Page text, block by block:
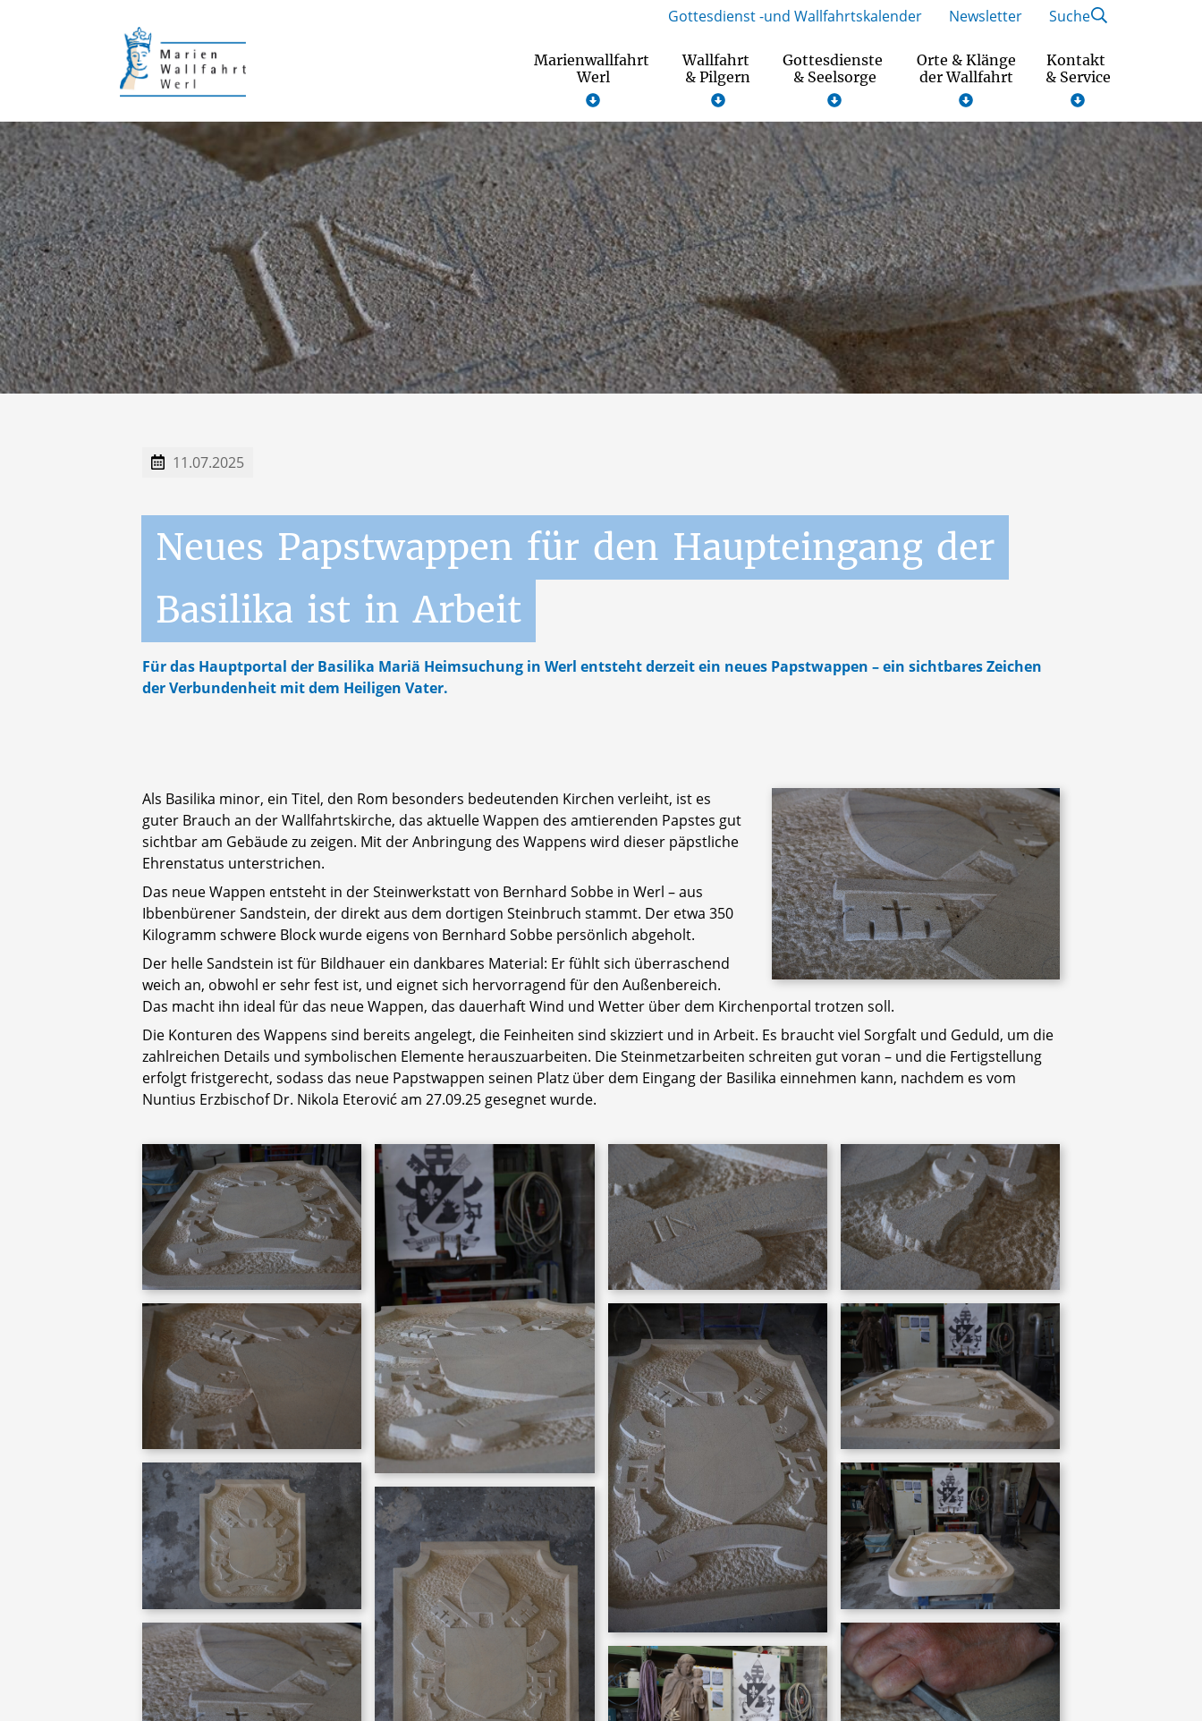
Marienwallfahrt
Werl
Wallfahrt
& Pilgern
Gottesdienste
& Seelsorge
Orte & Klänge
der Wallfahrt
Kontakt
& Service
Gottesdienst -und Wallfahrtskalender Newsletter Suche
11.07.2025
Neues Papstwappen für den Haupteingang der
Basilika ist in Arbeit
Für das Hauptportal der Basilika Mariä Heimsuchung in Werl entsteht derzeit ein neues Papstwappen – ein sichtbares Zeichen
der Verbundenheit mit dem Heiligen Vater.
Als Basilika minor, ein Titel, den Rom besonders bedeutenden Kirchen verleiht, ist es
guter Brauch an der Wallfahrtskirche, das aktuelle Wappen des amtierenden Papstes gut
sichtbar am Gebäude zu zeigen. Mit der Anbringung des Wappens wird dieser päpstliche
Ehrenstatus unterstrichen.
Das neue Wappen entsteht in der Steinwerkstatt von Bernhard Sobbe in Werl – aus
Ibbenbürener Sandstein, der direkt aus dem dortigen Steinbruch stammt. Der etwa 350
Kilogramm schwere Block wurde eigens von Bernhard Sobbe persönlich abgeholt.
Der helle Sandstein ist für Bildhauer ein dankbares Material: Er fühlt sich überraschend
weich an, obwohl er sehr fest ist, und eignet sich hervorragend für den Außenbereich.
Das macht ihn ideal für das neue Wappen, das dauerhaft Wind und Wetter über dem Kirchenportal trotzen soll.
Die Konturen des Wappens sind bereits angelegt, die Feinheiten sind skizziert und in Arbeit. Es braucht viel Sorgfalt und Geduld, um die
zahlreichen Details und symbolischen Elemente herauszuarbeiten. Die Steinmetzarbeiten schreiten gut voran – und die Fertigstellung
erfolgt fristgerecht, sodass das neue Papstwappen seinen Platz über dem Eingang der Basilika einnehmen kann, nachdem es vom
Nuntius Erzbischof Dr. Nikola Eterović am 27.09.25 gesegnet wurde.